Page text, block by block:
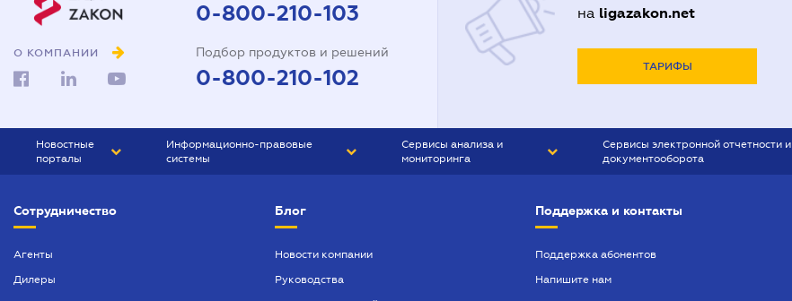
О КОМПАНИИ
0-800-210-103
Подбор продуктов и решений
0-800-210-102
на ligazakon.net
ТАРИФЫ
Новостные
порталы
БИЗНЕС
Информационно-правовые
системы
БУХГАЛТЕР ПРОФ
Сервисы анализа и
мониторинга
Сервисы электронной отчетности и
документооборота
Сотрудничество
Агенты
Дилеры
Блог
Новости компании
Руководства
Поддержка и контакты
Поддержка абонентов
Напишите нам